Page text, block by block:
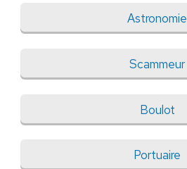
Astronomie
Scammeur
Boulot
Portuaire